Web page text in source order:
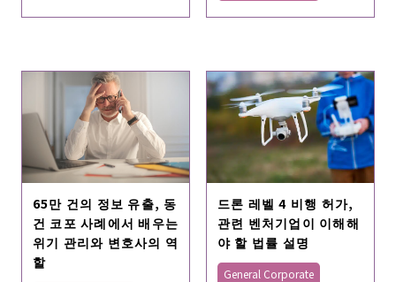
65만 건의 정보 유출, 동
건 코포 사례에서 배우는
위기 관리와 변호사의 역
할
드론 레벨 4 비행 허가,
관련 벤처기업이 이해해
야 할 법률 설명
General Corporate